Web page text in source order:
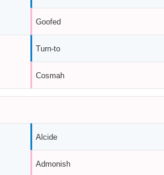
Goofed
Turn-to
Cosmah
Alcide
Admonish